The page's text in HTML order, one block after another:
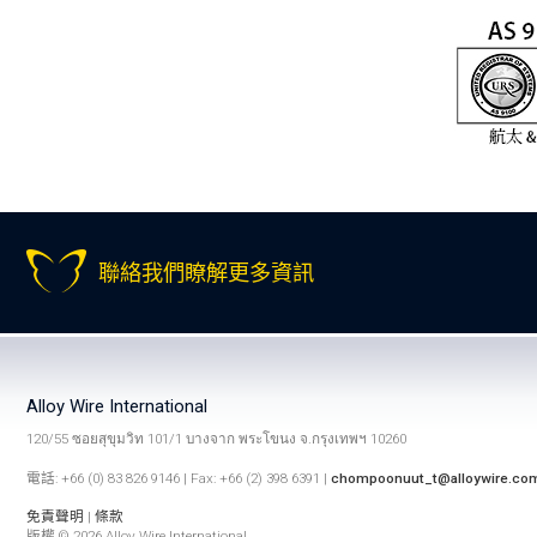
聯絡我們瞭解更多資訊
Alloy Wire International
120/55 ซอยสุขุมวิท 101/1 บางจาก พระโขนง จ.กรุงเทพฯ 10260
電話: +66 (0) 83 826 9146 | Fax: +66 (2) 398 6391 |
免責聲明 | 條款